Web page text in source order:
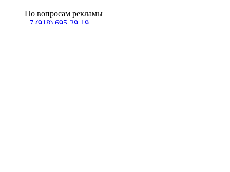
По вопросам рекламы
+7 (918) 695-29-19